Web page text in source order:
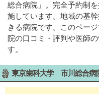
総合病院」。完全予約制
施しています。地域の基
きる病院です。このペー
院の口コミ・評判や医師
す。
東京歯科大学 市川総合病